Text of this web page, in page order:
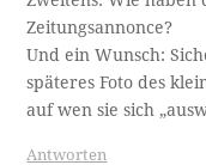
Zeitungsannonce?
Und ein Wunsch:
späteres Foto des
auf wen sie sich
Antworten